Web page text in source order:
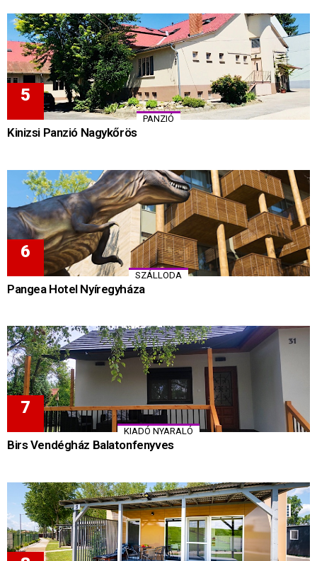
PANZIÓ
Kinizsi Panzió Nagykőrös
SZÁLLODA
Pangea Hotel Nyíregyháza
KIADÓ NYARALÓ
Birs Vendégház Balatonfenyves